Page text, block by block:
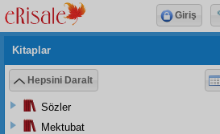
Kitaplar
Hepsini Daralt
Sözler
Mektubat
Giriş